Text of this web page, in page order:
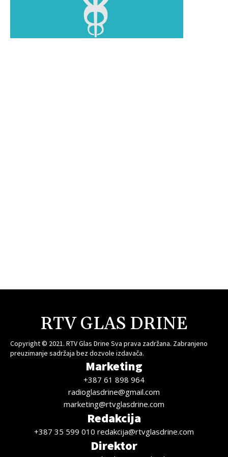
RTV GLAS DRINE
Copyright © 2021. RTV Glas Drine Sva prava zadržana. Zabranjeno
preuzimanje sadržaja bez dozvole izdavača.
Marketing
+387 61 898 964
radioglasdrine@gmail.com
marketing@rtvglasdrine.com
Redakcija
+387 35 599 010 redakcija@rtvglasdrine.com
Direktor